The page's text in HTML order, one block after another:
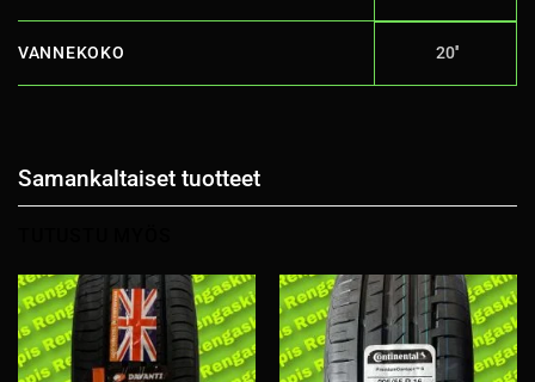
VANNEKOKO 20''
Samankaltaiset tuotteet